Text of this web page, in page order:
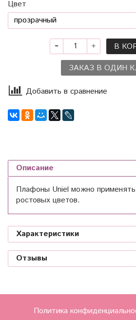
Цвет
В
ЗАКАЗ В ОДИН
Добавить в сравнение
Описание
Плафоны Uniel можно
ростовых цветов.
Характеристики
Отзывы
Политика